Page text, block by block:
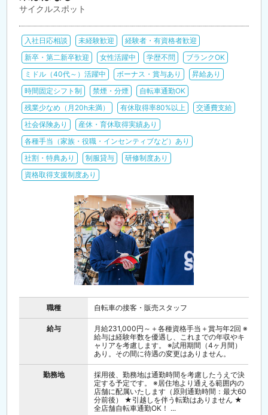
サイクルスポット
入社日応相談 未経験歓迎
経験者・有資格者歓迎
新卒・第二新卒歓迎
女性活躍中 学歴不問
ブランクOK
ミドル（40代～）活躍中
ボーナス・賞与あり
昇給あり
時間固定シフト制
禁煙・分煙
自転車通勤OK
残業少なめ（月20h未満）
有休取得率80%以上
交通費支給
社会保険あり
産休・育休取得実績あり
各種手当（家族・役職・インセンティブなど）あり
社割・特典あり
制服貸与
研修制度あり
資格取得支援制度あり
職種 自転車の接客・販売スタッフ
給与
月給231,000円～＋各種資格手当＋賞与年2回 ※
給与は経験年数を優遇し、これまでの年収やキ
ャリアを考慮します。 ※試用期間（4ヶ月間）
あり。その間に待遇の変更はありません。
勤務地
採用後、勤務地は通勤時間を考慮したうえで決
定する予定です。 ※居住地より通える範囲内の
店舗に配属いたします（原則通勤時間：最大60
分前後） ★引越しを伴う転勤はありません ★
全店舗自転車通勤OK！ ...